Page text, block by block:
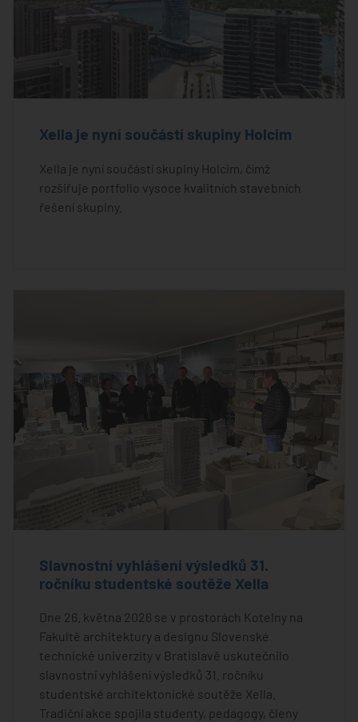
Xella je nyní součástí skupiny Holcim
Xella je nyní součástí skupiny Holcim, čímž
rozšiřuje portfolio vysoce kvalitních stavebních
řešení skupiny.
Slavnostní vyhlášení výsledků 31.
ročníku studentské soutěže Xella
Dne 26. května 2026 se v prostorách Kotelny na
Fakultě architektury a designu Slovenské
technické univerzity v Bratislavě uskutečnilo
slavnostní vyhlášení výsledků 31. ročníku
studentské architektonické soutěže Xella.
Tradiční akce spojila studenty, pedagogy, členy